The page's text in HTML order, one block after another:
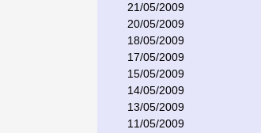
21/05/2009
20/05/2009
18/05/2009
17/05/2009
15/05/2009
14/05/2009
13/05/2009
11/05/2009